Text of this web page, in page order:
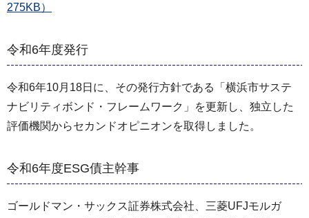
275KB）
令和6年度発行
令和6年10月18日に、その発行方針である「横浜市サステ
ナビリティボンド・フレームワーク」を更新し、独立した
評価機関からセカンドオピニオンを取得しました。
令和6年度ESG債主幹事
ゴールドマン・サックス証券株式会社、三菱UFJモルガ